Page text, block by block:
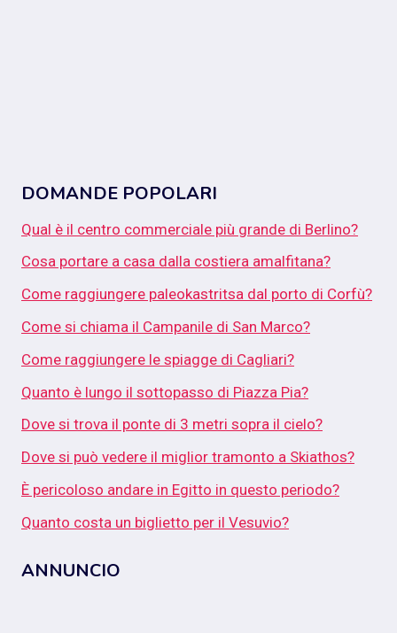
DOMANDE POPOLARI
Qual è il centro commerciale più grande di Berlino?
Cosa portare a casa dalla costiera amalfitana?
Come raggiungere paleokastritsa dal porto di Corfù?
Come si chiama il Campanile di San Marco?
Come raggiungere le spiagge di Cagliari?
Quanto è lungo il sottopasso di Piazza Pia?
Dove si trova il ponte di 3 metri sopra il cielo?
Dove si può vedere il miglior tramonto a Skiathos?
È pericoloso andare in Egitto in questo periodo?
Quanto costa un biglietto per il Vesuvio?
ANNUNCIO